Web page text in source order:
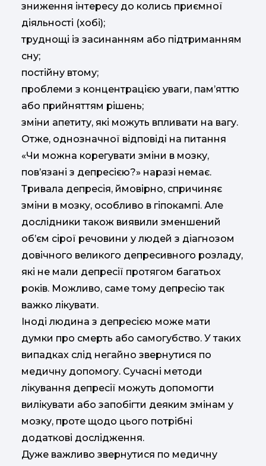
зниження інтересу до колись приємної
діяльності (хобі);
труднощі із засинанням або підтриманням
сну;
постійну втому;
проблеми з концентрацією уваги, пам’яттю
або прийняттям рішень;
зміни апетиту, які можуть впливати на вагу.
Отже, однозначної відповіді на питання
«Чи можна корегувати зміни в мозку,
пов’язані з депресією?» наразі немає.
Тривала депресія, ймовірно, спричиняє
зміни в мозку, особливо в гіпокампі. Але
дослідники також виявили зменшений
об’єм сірої речовини у людей з діагнозом
довічного великого депресивного розладу,
які не мали депресії протягом багатьох
років. Можливо, саме тому депресію так
важко лікувати.
Іноді людина з депресією може мати
думки про смерть або самогубство. У таких
випадках слід негайно звернутися по
медичну допомогу. Сучасні методи
лікування депресії можуть допомогти
вилікувати або запобігти деяким змінам у
мозку, проте щодо цього потрібні
додаткові дослідження.
Дуже важливо звернутися по медичну